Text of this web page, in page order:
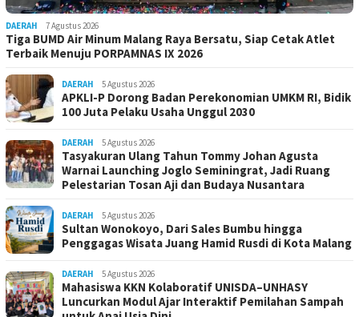
DAERAH 7 Agustus 2026
Tiga BUMD Air Minum Malang Raya Bersatu, Siap Cetak Atlet
Terbaik Menuju PORPAMNAS IX 2026
DAERAH 5 Agustus 2026
APKLI-P Dorong Badan Perekonomian UMKM RI, Bidik
100 Juta Pelaku Usaha Unggul 2030
DAERAH 5 Agustus 2026
Tasyakuran Ulang Tahun Tommy Johan Agusta
Warnai Launching Joglo Seminingrat, Jadi Ruang
Pelestarian Tosan Aji dan Budaya Nusantara
DAERAH 5 Agustus 2026
Sultan Wonokoyo, Dari Sales Bumbu hingga
Penggagas Wisata Juang Hamid Rusdi di Kota Malang
DAERAH 5 Agustus 2026
Mahasiswa KKN Kolaboratif UNISDA–UNHASY
Luncurkan Modul Ajar Interaktif Pemilahan Sampah